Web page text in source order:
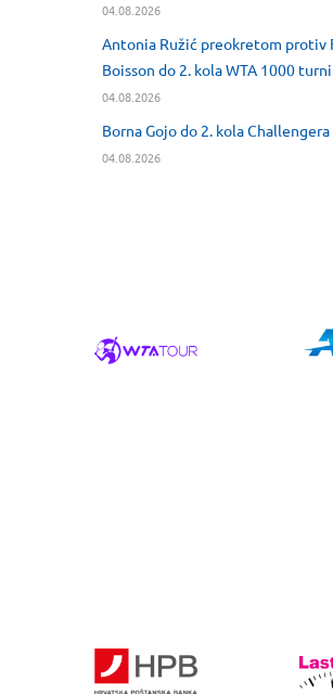
04.08.2026
Antonia Ružić preokretom protiv
Boisson do 2. kola WTA 1000
04.08.2026
Borna Gojo do 2. kola
04.08.2026